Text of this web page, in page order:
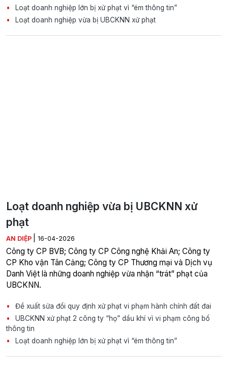
Loạt doanh nghiệp lớn bị xử phạt vì “ém thông tin”
Loạt doanh nghiệp vừa bị UBCKNN xử phạt
Loạt doanh nghiệp vừa bị UBCKNN xử
phạt
AN DIỆP 16-04-2026
Công ty CP BVB; Công ty CP Công nghệ Khải An; Công ty
CP Kho vận Tân Cảng; Công ty CP Thương mại và Dịch vụ
Danh Việt là những doanh nghiệp vừa nhận “trát” phạt của
UBCKNN.
Đề xuất sửa đổi quy định xử phạt vi phạm hành chính đất đai
UBCKNN xử phạt 2 công ty “họ” dầu khí vì vi phạm công bố
thông tin
Loạt doanh nghiệp lớn bị xử phạt vì “ém thông tin”